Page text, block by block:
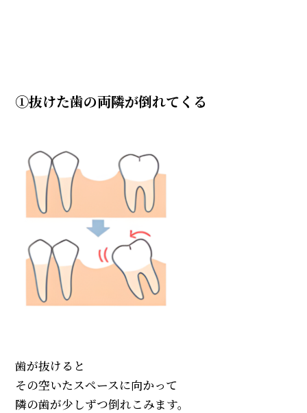
①抜けた歯の両隣が倒れてくる
歯が抜けると
その空いたスペースに向かって
隣の歯が少しずつ倒れこみます。